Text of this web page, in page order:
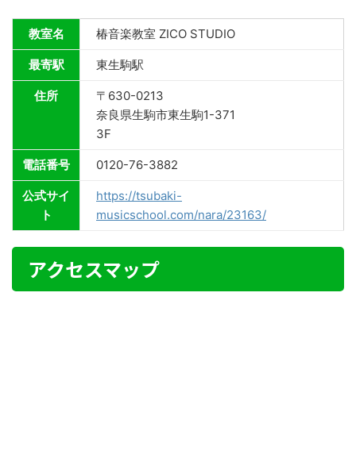
教室名 椿音楽教室 ZICO STUDIO
最寄駅 東生駒駅
住所
〒630-0213
奈良県生駒市東生駒1-371
3F
電話番号 0120-76-3882
公式サイ
ト
https://tsubaki-
musicschool.com/nara/23163/
アクセスマップ